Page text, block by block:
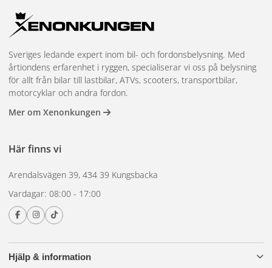
Hjälp & information
Sveriges ledande expert inom bil- och fordonsbelysning. Med
årtiondens erfarenhet i ryggen, specialiserar vi oss på belysning
för allt från bilar till lastbilar, ATVs, scooters, transportbilar,
motorcyklar och andra fordon.
Mer om Xenonkungen
Här finns vi
Arendalsvägen 39, 434 39 Kungsbacka
Vardagar: 08:00 - 17:00